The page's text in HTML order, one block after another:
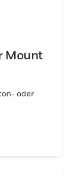
Mount
oder